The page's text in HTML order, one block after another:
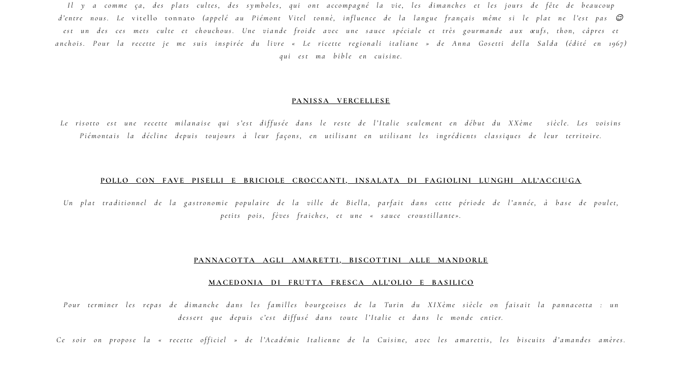
Il y a comme ça, des plats cultes, des symboles, qui ont accompagné la vie, les dimanches et les jours de fête de beaucoup
d’entre nous.
Le vitello tonnato (appelé au Piémont Vitel tonnè, influence de la langue français même si le plat ne l’est pas 😉
est un des ces mets culte et chouchous. Une viande froide avec une sauce spéciale et très gourmande aux œufs, thon, câpres et
anchois. Pour la recette je me suis inspirée du livre « Le ricette regionali italiane » de Anna Gosetti della Salda (édité en 1967)
qui est ma bible en cuisine.
PANISSA VERCELLESE
Le risotto est une recette milanaise qui s’est diffusée dans le reste de l’Italie seulement en début du XXème siècle. Les voisins
Piémontais la décline depuis toujours à leur façons, en utilisant en utilisant les ingrédients classiques de leur territoire.
POLLO CON FAVE PISELLI E BRICIOLE CROCCANTI, INSALATA DI FAGIOLINI LUNGHI ALL’ACCIUGA
Un plat traditionnel de la gastronomie populaire de la ville de Biella, parfait dans cette période de l’année, à base de poulet,
petits pois, fèves fraiches, et une « sauce croustillante».
PANNACOTTA AGLI AMARETTI, BISCOTTINI ALLE MANDORLE
MACEDONIA DI FRUTTA FRESCA ALL’OLIO E BASILICO
Pour terminer les repas de dimanche dans les familles bourgeoises de la Turin du XIXème siècle on faisait la pannacotta : un
dessert que depuis c’est diffusé dans toute l’Italie et dans le monde entier.
Ce soir on propose la « recette officiel » de l’Académie Italienne de la Cuisine, avec les amarettis, les biscuits d’amandes amères.